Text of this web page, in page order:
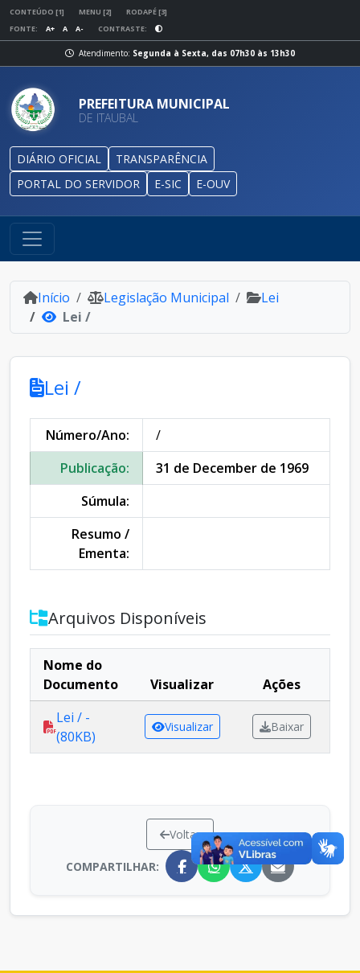
CONTEÚDO [1] MENU [2]
RODAPÉ [3]
FONTE:
A+ A A- CONTRASTE:
Atendimento: Segunda à Sexta, das 07h30 às 13h30
PREFEITURA MUNICIPAL
DE ITAUBAL
DIÁRIO OFICIAL
TRANSPARÊNCIA
PORTAL DO SERVIDOR
E-SIC E-OUV
Início Legislação Municipal
Lei
Lei /
Lei /
Número/Ano:
/
Publicação:
31 de December de 1969
Súmula:
Resumo /
Ementa:
Arquivos Disponíveis
Nome do
Documento
Visualizar
Ações
Lei / -
(80KB)
Visualizar Baixar
Voltar
COMPARTILHAR: